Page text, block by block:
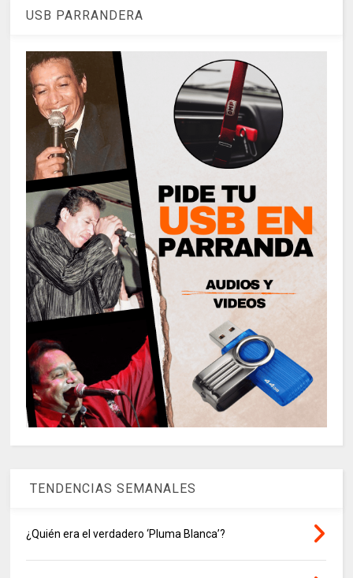
USB PARRANDERA
TENDENCIAS SEMANALES
¿Quién era el verdadero ‘Pluma Blanca’?